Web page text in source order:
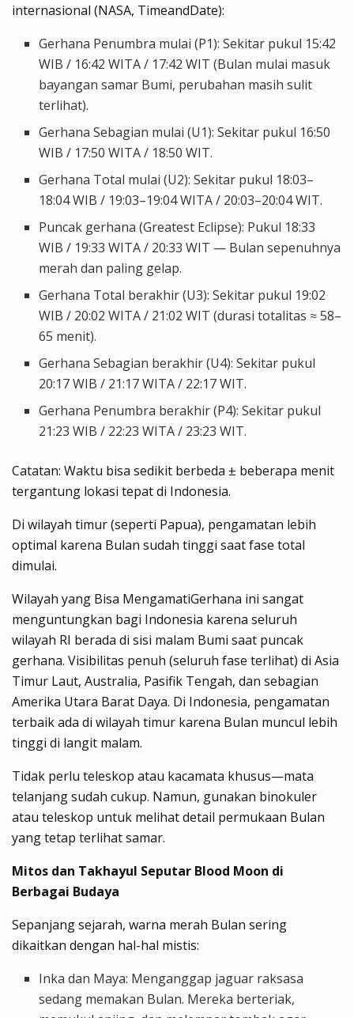
internasional (NASA, TimeandDate):
Gerhana Penumbra mulai (P1): Sekitar pukul 15:42
WIB / 16:42 WITA / 17:42 WIT (Bulan mulai masuk
bayangan samar Bumi, perubahan masih sulit
terlihat).
Gerhana Sebagian mulai (U1): Sekitar pukul 16:50
WIB / 17:50 WITA / 18:50 WIT.
Gerhana Total mulai (U2): Sekitar pukul 18:03–
18:04 WIB / 19:03–19:04 WITA / 20:03–20:04 WIT.
Puncak gerhana (Greatest Eclipse): Pukul 18:33
WIB / 19:33 WITA/ 20:33 WIT — Bulan sepenuhnya
merah dan paling gelap.
Gerhana Total berakhir (U3): Sekitar pukul 19:02
WIB / 20:02 WITA / 21:02 WIT (durasi totalitas ≈ 58–
65 menit).
Gerhana Sebagian berakhir (U4): Sekitar pukul
20:17 WIB / 21:17 WITA / 22:17 WIT.
Gerhana Penumbra berakhir (P4): Sekitar pukul
21:23 WIB / 22:23 WITA / 23:23 WIT.
Catatan: Waktu bisa sedikit berbeda ± beberapa menit
tergantung lokasi tepat di Indonesia.
Di wilayah timur (seperti Papua), pengamatan lebih
optimal karena Bulan sudah tinggi saat fase total
dimulai.
Wilayah yang Bisa MengamatiGerhana ini sangat
menguntungkan bagi Indonesia karena seluruh
wilayah RI berada di sisi malam Bumi saat puncak
gerhana. Visibilitas penuh (seluruh fase terlihat) di Asia
Timur Laut, Australia, Pasifik Tengah, dan sebagian
Amerika Utara Barat Daya. Di Indonesia, pengamatan
terbaik ada di wilayah timur karena Bulan muncul lebih
tinggi di langit malam.
Tidak perlu teleskop atau kacamata khusus—mata
telanjang sudah cukup. Namun, gunakan binokuler
atau teleskop untuk melihat detail permukaan Bulan
yang tetap terlihat samar.
Mitos dan Takhayul Seputar Blood Moon di
Berbagai Budaya
Sepanjang sejarah, warna merah Bulan sering
dikaitkan dengan hal-hal mistis:
Inka dan Maya: Menganggap jaguar raksasa
sedang memakan Bulan. Mereka berteriak,